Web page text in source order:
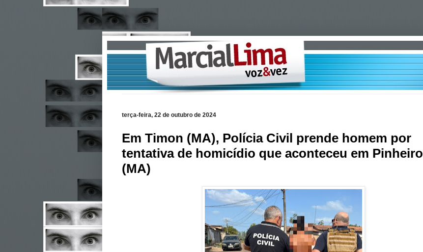
terça-feira, 22 de outubro de 2024
Em Timon (MA), Polícia Civil prende homem por
tentativa de homicídio que aconteceu em Pinheiro
(MA)